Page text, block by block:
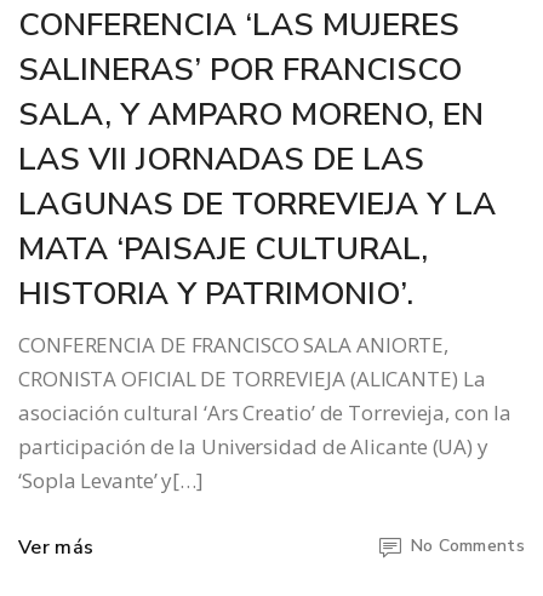
CONFERENCIA ‘LAS MUJERES
SALINERAS’ POR FRANCISCO
SALA, Y AMPARO MORENO, EN
LAS VII JORNADAS DE LAS
LAGUNAS DE TORREVIEJA Y LA
MATA ‘PAISAJE CULTURAL,
HISTORIA Y PATRIMONIO’.
CONFERENCIA DE FRANCISCO SALA ANIORTE,
CRONISTA OFICIAL DE TORREVIEJA (ALICANTE) La
asociación cultural ‘Ars Creatio’ de Torrevieja, con la
participación de la Universidad de Alicante (UA) y
‘Sopla Levante’ y[…]
Ver más No Comments